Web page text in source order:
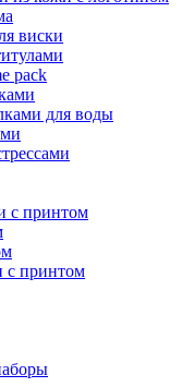
виски
pack
для воды
с принтом
с принтом